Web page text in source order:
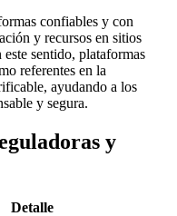
confiables y con
y recursos en sitios
sentido, plataformas
referentes en la
ayudando a los
y segura.
y
Detalle